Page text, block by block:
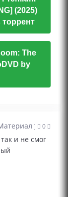
(2025)
торрент
The
by
] 0
и не смог